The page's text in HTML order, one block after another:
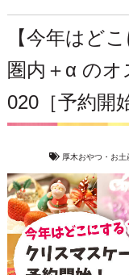
【今年はど
圏内＋α の
020［予約開
厚木おやつ・お土